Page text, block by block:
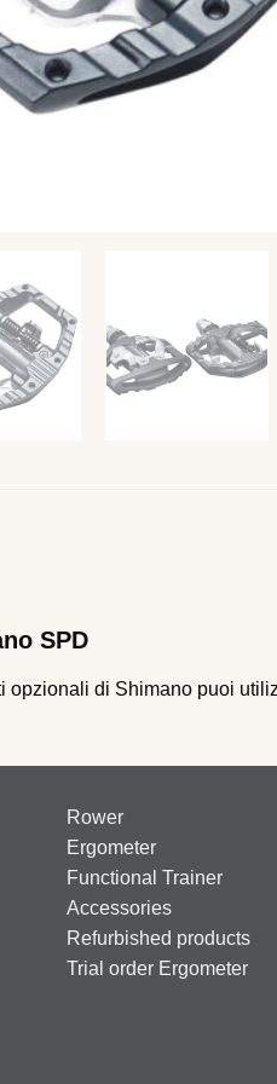
SPD
opzionali di Shimano puoi
Rower
Ergometer
Functional Trainer
Accessories
Refurbished products
Trial order Ergometer